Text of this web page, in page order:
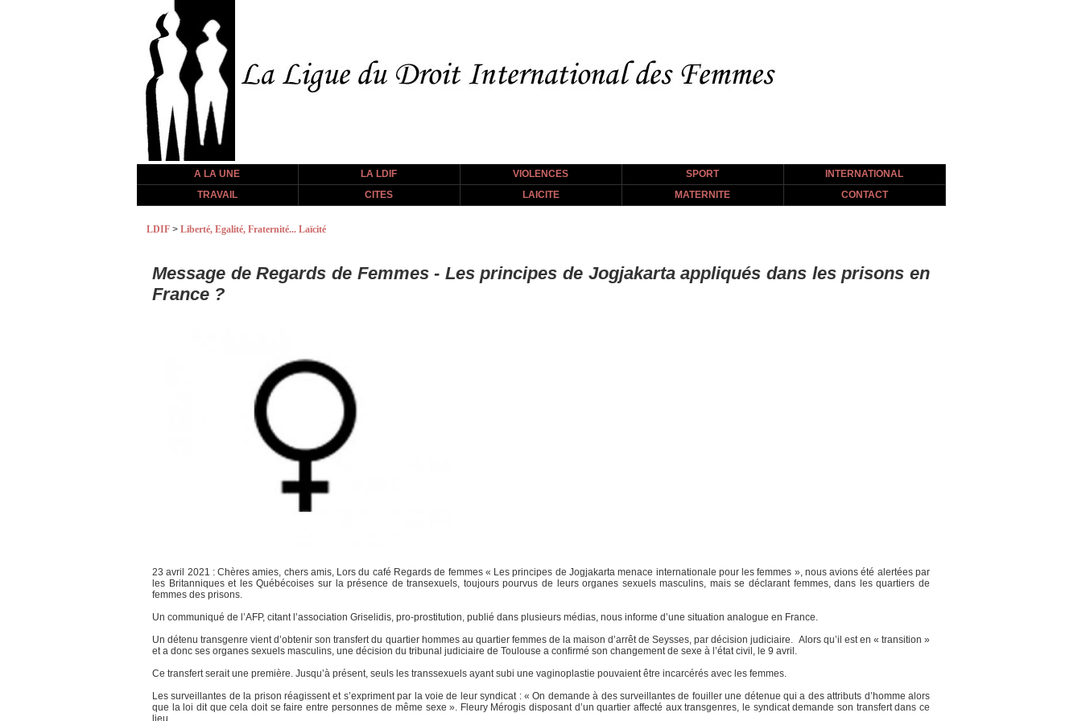
A LA UNE LA LDIF VIOLENCES SPORT
INTERNATIONAL
TRAVAIL
CITES LAICITE MATERNITE CONTACT
LDIF > Liberté, Egalité, Fraternité... Laïcité
Message de Regards de Femmes - Les principes de Jogjakarta appliqués dans les prisons en
France ?
23 avril 2021 : Chères amies, chers amis, Lors du café Regards de femmes « Les principes de Jogjakarta menace internationale pour les femmes », nous avions été alertées par
les Britanniques et les Québécoises sur la présence de transexuels, toujours pourvus de leurs organes sexuels masculins, mais se déclarant femmes, dans les quartiers de
femmes des prisons.
Un communiqué de l’AFP, citant l’association Griselidis, pro-prostitution, publié dans plusieurs médias, nous informe d’une situation analogue en France.
Un détenu transgenre vient d’obtenir son transfert du quartier hommes au quartier femmes de la maison d’arrêt de Seysses, par décision judiciaire. Alors qu’il est en « transition »
et a donc ses organes sexuels masculins, une décision du tribunal judiciaire de Toulouse a confirmé son changement de sexe à l’état civil, le 9 avril.
Ce transfert serait une première. Jusqu’à présent, seuls les transsexuels ayant subi une vaginoplastie pouvaient être incarcérés avec les femmes.
Les surveillantes de la prison réagissent et s’expriment par la voie de leur syndicat : « On demande à des surveillantes de fouiller une détenue qui a des attributs d’homme alors
que la loi dit que cela doit se faire entre personnes de même sexe ». Fleury Mérogis disposant d’un quartier affecté aux transgenres, le syndicat demande son transfert dans ce